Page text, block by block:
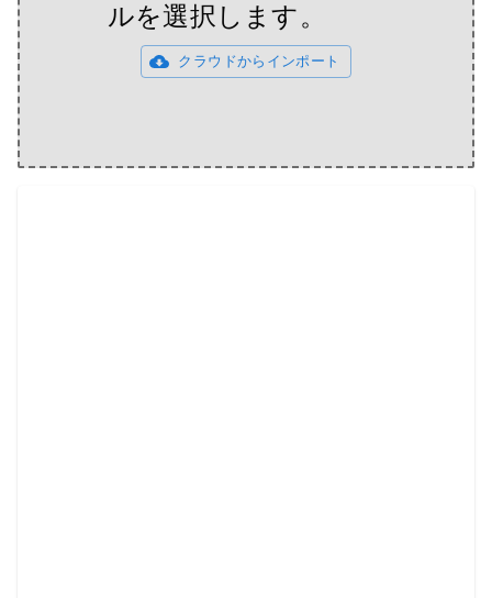
ルを選択します。
クラウドからインポート